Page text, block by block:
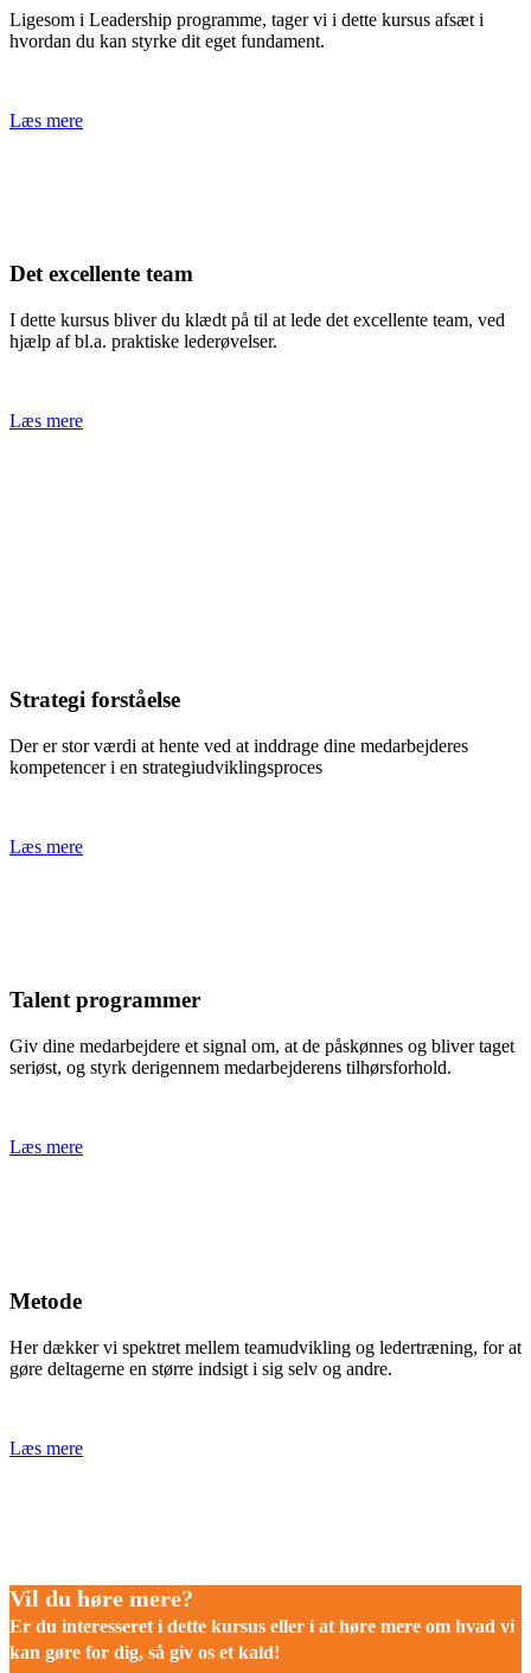
Ligesom i Leadership programme, tager vi i dette kursus afsæt i
hvordan du kan styrke dit eget fundament.
Læs mere
Det excellente team
I dette kursus bliver du klædt på til at lede det excellente team, ved
hjælp af bl.a. praktiske lederøvelser.
Læs mere
Strategi forståelse
Der er stor værdi at hente ved at inddrage dine medarbejderes
kompetencer i en strategiudviklingsproces
Læs mere
Talent programmer
Giv dine medarbejdere et signal om, at de påskønnes og bliver taget
seriøst, og styrk derigennem medarbejderens tilhørsforhold.
Læs mere
Metode
Her dækker vi spektret mellem teamudvikling og ledertræning, for at
gøre deltagerne en større indsigt i sig selv og andre.
Læs mere
Vil du høre mere?
Er du interesseret i dette kursus eller i at høre mere om hvad vi
kan gøre for dig, så giv os et kald!